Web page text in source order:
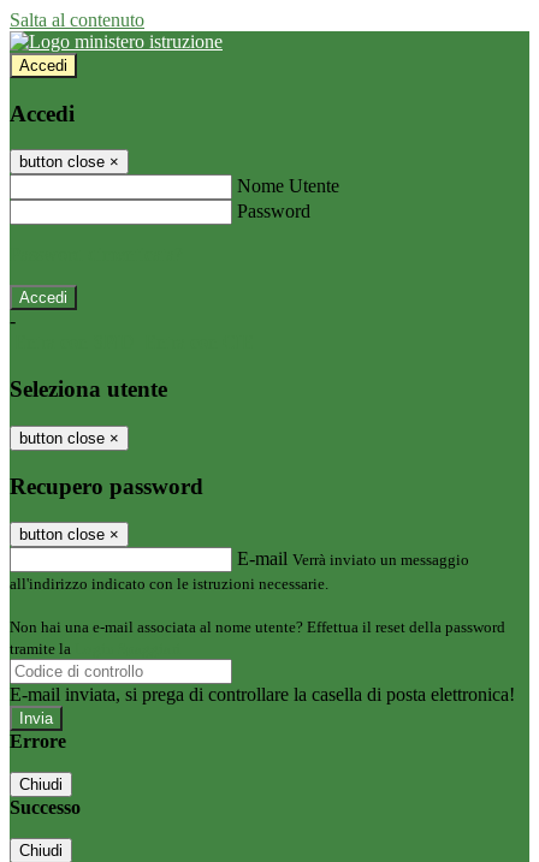
Salta al contenuto
Accedi
Accedi
button close ×
Nome Utente
Password
-
Seleziona utente
button close ×
Recupero password
button close ×
E-mail Verrà inviato un messaggio
all'indirizzo indicato con le istruzioni necessarie.
Non hai una e-mail associata al nome utente? Effettua il reset della password
tramite la
E-mail inviata, si prega di controllare la casella di posta elettronica!
Errore
Chiudi
Successo
Chiudi